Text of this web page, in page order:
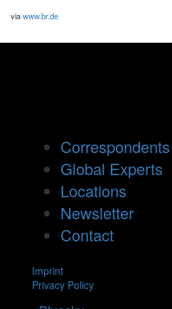
viawww.br.de
Correspondents
Global Experts
Locations
Newsletter
Contact
Imprint
Privacy Policy